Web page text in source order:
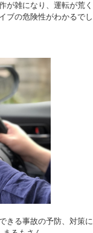
が雑になり、運転が荒
ブの危険性がわかるで
きる事故の予防、対策